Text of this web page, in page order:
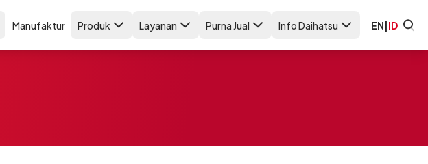
Manufaktur Produk Layanan Purna Jual Info Daihatsu EN|ID